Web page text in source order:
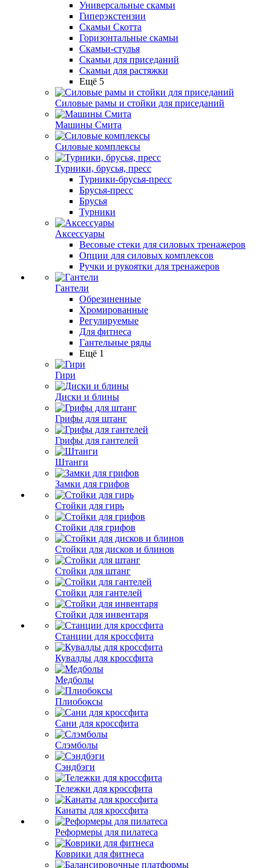
Универсальные скамьи
Гиперэкстензии
Скамьи Скотта
Горизонтальные скамьи
Скамьи-стулья
Скамьи для приседаний
Скамьи для растяжки
Ещё 5
Силовые рамы и стойки для приседаний
Машины Смита
Силовые комплексы
Турники, брусья, пресс
Турники-брусья-пресс
Брусья-пресс
Брусья
Турники
Аксессуары
Весовые стеки для силовых тренажеров
Опции для силовых комплексов
Ручки и рукоятки для тренажеров
Гантели
Обрезиненные
Хромированные
Регулируемые
Для фитнеса
Гантельные ряды
Ещё 1
Гири
Диски и блины
Грифы для штанг
Грифы для гантелей
Штанги
Замки для грифов
Стойки для гирь
Стойки для грифов
Стойки для дисков и блинов
Стойки для штанг
Стойки для гантелей
Стойки для инвентаря
Станции для кроссфита
Кувалды для кроссфита
Медболы
Плиобоксы
Сани для кроссфита
Слэмболы
Сэндбэги
Тележки для кроссфита
Канаты для кроссфита
Реформеры для пилатеса
Коврики для фитнеса